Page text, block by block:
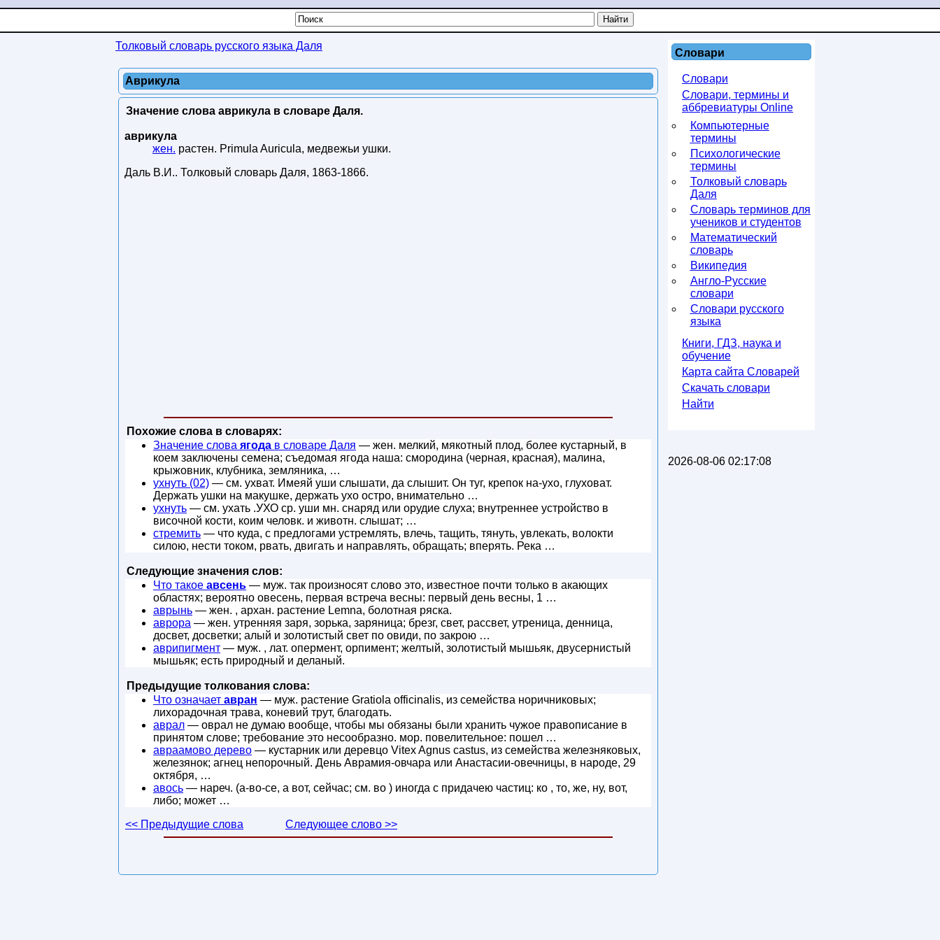
Толковый словарь русского языка Даля
Аврикула
Значение слова аврикула в словаре Даля.
аврикула
жен. растен. Primula Auricula, медвежьи ушки.
Даль В.И.. Толковый словарь Даля, 1863-1866.
Похожие слова в словарях:
Значение слова ягода в словаре Даля — жен. мелкий, мякотный плод, более кустарный, в
коем заключены семена; съедомая ягода наша: смородина (черная, красная), малина,
крыжовник, клубника, земляника, …
ухнуть (02) — см. ухват. Имеяй уши слышати, да слышит. Он туг, крепок на-ухо, глуховат.
Держать ушки на макушке, держать ухо остро, внимательно …
ухнуть — см. ухать .УХО ср. уши мн. снаряд или орудие слуха; внутреннее устройство в
височной кости, коим человк. и животн. слышат; …
стремить — что куда, с предлогами устремлять, влечь, тащить, тянуть, увлекать, волокти
силою, нести током, рвать, двигать и направлять, обращать; вперять. Река …
Следующие значения слов:
Что такое авсень — муж. так произносят слово это, известное почти только в акающих
областях; вероятно овесень, первая встреча весны: первый день весны, 1 …
аврынь — жен. , архан. растение Lemna, болотная ряска.
аврора — жен. утренняя заря, зорька, заряница; брезг, свет, рассвет, утреница, денница,
досвет, досветки; алый и золотистый свет по овиди, по закрою …
аврипигмент — муж. , лат. опермент, орпимент; желтый, золотистый мышьяк, двусернистый
мышьяк; есть природный и деланый.
Предыдущие толкования слова:
Что означает авран — муж. растение Gratiola officinalis, из семейства норичниковых;
лихорадочная трава, коневий трут, благодать.
аврал — оврал не думаю вообще, чтобы мы обязаны были хранить чужое правописание в
принятом слове; требование это несообразно. мор. повелительное: пошел …
авраамово дерево — кустарник или деревцо Vitex Agnus castus, из семейства железняковых,
железянок; агнец непорочный. День Аврамия-овчара или Анастасии-овечницы, в народе, 29
октября, …
авось — нареч. (а-во-се, а вот, сейчас; см. во ) иногда с придачею частиц: ко , то, же, ну, вот,
либо; может …
<< Предыдущие слова
Следующее слово >>
Словари
Словари
Словари, термины и
аббревиатуры Online
Компьютерные
термины
Психологические
термины
Толковый словарь
Даля
Словарь терминов для
учеников и студентов
Математический
словарь
Википедия
Англо-Русские
словари
Словари русского
языка
Книги, ГДЗ, наука и
обучение
Карта сайта Словарей
Скачать словари
Найти
2026-08-06 02:17:08